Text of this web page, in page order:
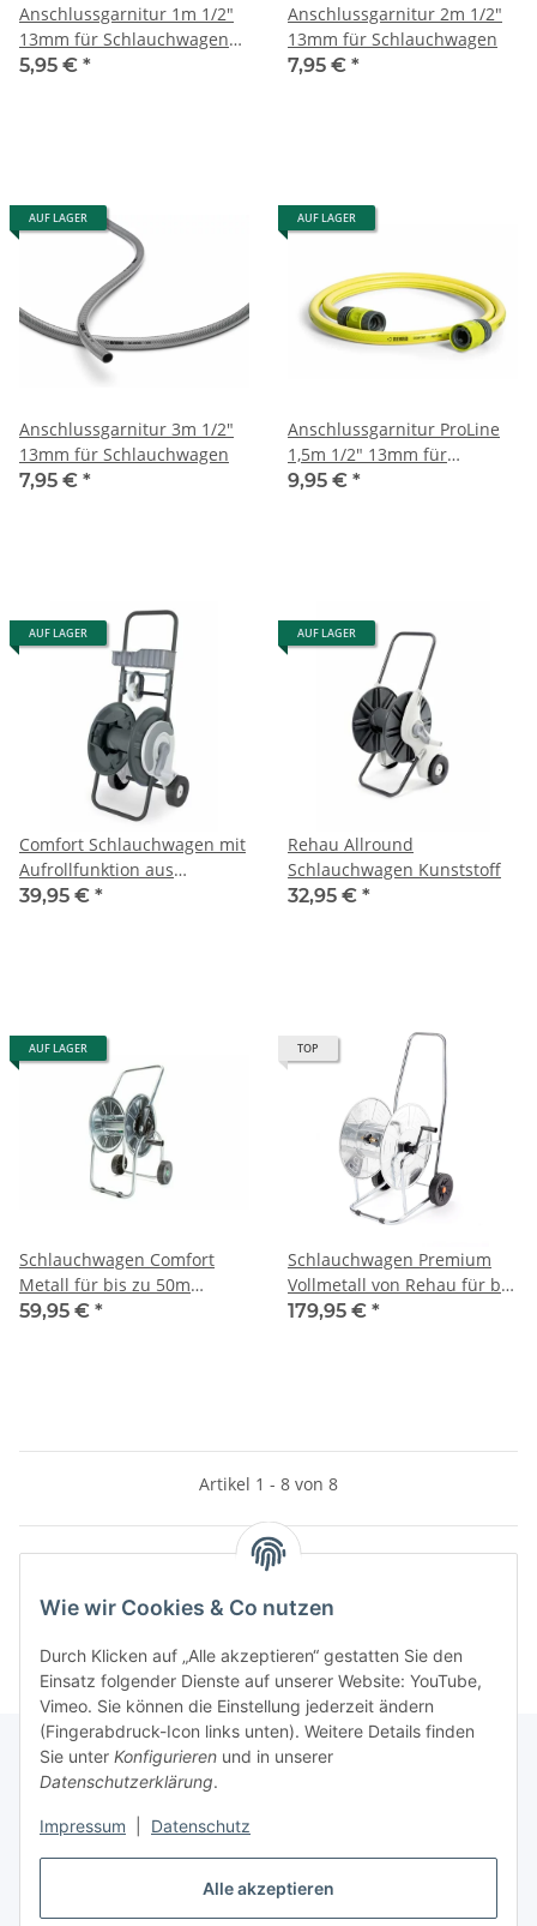
Alle akzeptieren
Wie wir Cookies & Co nutzen
Durch Klicken auf „Alle akzeptieren“ gestatten Sie den
Einsatz folgender Dienste auf unserer Website: YouTube,
Vimeo. Sie können die Einstellung jederzeit ändern
(Fingerabdruck-Icon links unten). Weitere Details finden
Sie unter Konfigurieren und in unserer
Datenschutzerklärung.
Impressum Datenschutz
Anschlussgarnitur 1m 1/2"
13mm für Schlauchwagen
(Farben der Garnitur
5,95 € *
Anschlussgarnitur 2m 1/2"
13mm für Schlauchwagen
7,95 € *
AUF LAGER
Anschlussgarnitur 3m 1/2"
13mm für Schlauchwagen
7,95 € *
AUF LAGER
Anschlussgarnitur ProLine
1,5m 1/2" 13mm für
Schlauchwagen
9,95 € *
AUF LAGER
Comfort Schlauchwagen mit
Aufrollfunktion aus
Kunststoff von Rehau
39,95 € *
AUF LAGER
Rehau Allround
Schlauchwagen Kunststoff
32,95 € *
AUF LAGER
Schlauchwagen Comfort
Metall für bis zu 50m
Gartenschlauch Rehau
59,95 € *
TOP
Schlauchwagen Premium
Vollmetall von Rehau für bis
zu 120m Schlauch
179,95 € *
Artikel 1 - 8 von 8
Kategorien
Gesetzliche Informationen